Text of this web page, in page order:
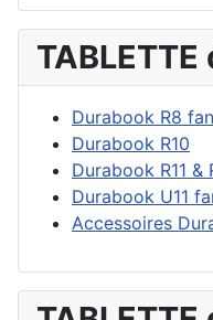
Durabook R8
Durabook R10
Durabook R11 &
Durabook U11
Accessoires